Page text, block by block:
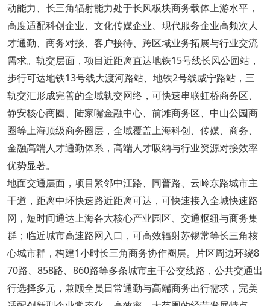
动能力、长三角辐射能力处于长风板块商务载体上游水平，
高度适配科创企业、文化传媒企业、现代服务企业高频次人
才通勤、商务对接、客户接待、跨区域业务拓展与行业交流
需求。轨交层面，项目近距离直达地铁15号线长风公园站，
步行可达地铁13号线大渡河路站、地铁2号线威宁路站，三
轨交汇形成完善的全域轨交网络，可快速串联虹桥商务区、
静安核心商圈、陆家嘴金融中心、前滩商务区、中山公园商
圈等上海顶级商务圈层，全域覆盖上海科创、传媒、商务、
金融高端人才通勤体系，高端人才吸纳与行业资源对接效率
优势显著。
地面交通层面，项目紧邻中江路、同普路、云岭东路城市主
干道，距离中环快速路近距离可达，可快速接入全城快速路
网，短时间通达上海各大核心产业园区、交通枢纽与商务集
群；临近城市高速路网入口，可高效辐射苏锡常等长三角核
心城市群，构建1小时长三角商务协作圈层。片区周边环绕8
70路、858路、860路等多条城市主干公交线路，公共交通出
行选择多元，兼顾全员日常通勤与高端商务出行需求，完美